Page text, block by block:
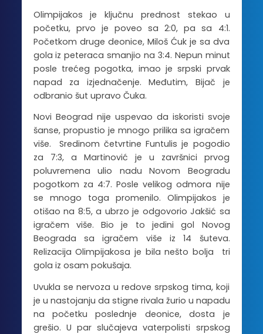
Olimpijakos je ključnu prednost stekao u
početku, prvo je poveo sa 2:0, pa sa 4:1.
Početkom druge deonice, Miloš Ćuk je sa dva
gola iz peteraca smanjio na 3:4. Nepun minut
posle trećeg pogotka, imao je srpski prvak
napad za izjednačenje. Međutim, Bijač je
odbranio šut upravo Čuka.
Novi Beograd nije uspevao da iskoristi svoje
šanse, propustio je mnogo prilika sa igračem
više. Sredinom četvrtine Funtulis je pogodio
za 7:3, a Martinović je u završnici prvog
poluvremena ulio nadu Novom Beogradu
pogotkom za 4:7. Posle velikog odmora nije
se mnogo toga promenilo. Olimpijakos je
otišao na 8:5, a ubrzo je odgovorio Jakšić sa
igračem više. Bio je to jedini gol Novog
Beograda sa igračem više iz 14 šuteva.
Relizacija Olimpijakosa je bila nešto bolja tri
gola iz osam pokušaja.
Uvukla se nervoza u redove srpskog tima, koji
je u nastojanju da stigne rivala žurio u napadu
na početku poslednje deonice, dosta je
grešio. U par slučajeva vaterpolisti srpskog